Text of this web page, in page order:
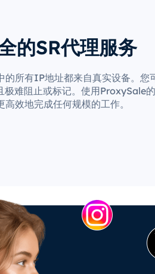
的SR代理服务
的所有IP地址都来自真实设备。您
极难阻止或标记。使用ProxySale
高效地完成任何规模的工作。